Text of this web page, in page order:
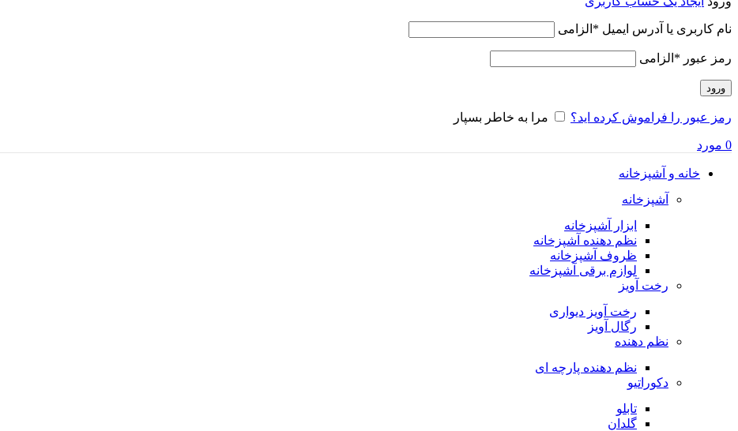
نام کاربری یا آدرس ایمیل * الزامی
رمز عبور * الزامی
ورود
رمز عبور را فراموش کرده اید؟ مرا به خاطر بسپار
0 مورد
خانه و آشپزخانه
آشپزخانه
ابزار آشپزخانه
نظم دهنده آشپزخانه
ظروف آشپزخانه
لوازم برقی آشپزخانه
رخت آویز
رخت آویز دیواری
رگال آویز
نظم دهنده
نظم دهنده پارچه ای
دکوراتیو
تابلو
گلدان